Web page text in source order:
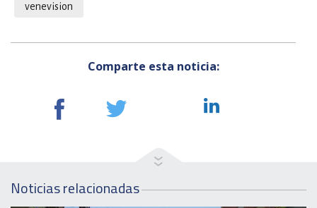
venevision
Comparte esta noticia:
Noticias relacionadas